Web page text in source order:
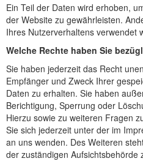
Ein Teil der Daten wird erhoben,
der Website zu gewährleisten.
Ihres Nutzerverhaltens verwendet
Welche Rechte haben Sie
Sie haben jederzeit das Recht
Empfänger und Zweck Ihrer
Daten zu erhalten. Sie haben
Berichtigung, Sperrung oder
Hierzu sowie zu weiteren Fragen
Sie sich jederzeit unter der im
an uns wenden. Des Weiteren
der zuständigen Aufsichtsbehörde